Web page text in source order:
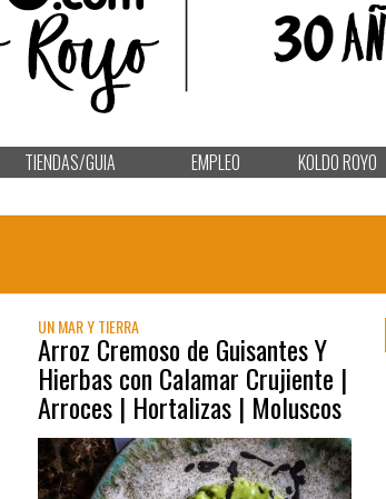
TIENDAS/GUIA EMPLEO KOLDO ROYO
UN MAR Y TIERRA
Arroz Cremoso de Guisantes Y
Hierbas con Calamar Crujiente |
Arroces | Hortalizas | Moluscos